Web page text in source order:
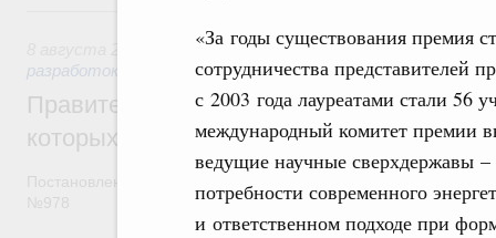
«За годы существования премия
сотрудничества представителей
с 2003 года лауреатами стали 56
международный комитет премии
ведущие научные
потребности современного
и ответственном подходе при
Государственная политика в сфере
разработок
Правительство расширило перечень
которых освобождаются от НДФЛ